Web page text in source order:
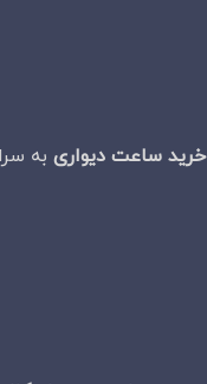
خرید ساعت دیواری به